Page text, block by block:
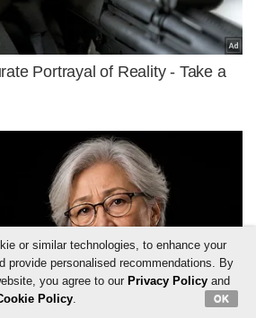
or similar technologies, to enhance your
provide personalised recommendations. By
you agree to our Privacy Policyand
Policy. OK